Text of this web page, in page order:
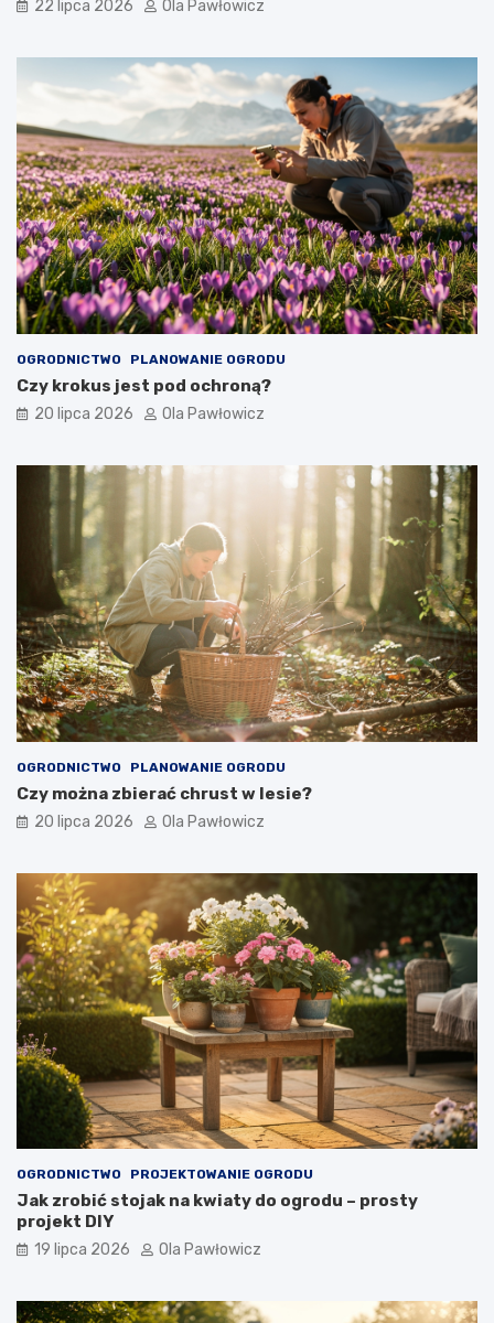
22 lipca 2026 Ola Pawłowicz
OGRODNICTWO PLANOWANIE OGRODU
Czy krokus jest pod ochroną?
20 lipca 2026 Ola Pawłowicz
OGRODNICTWO PLANOWANIE OGRODU
Czy można zbierać chrust w lesie?
20 lipca 2026 Ola Pawłowicz
OGRODNICTWO PROJEKTOWANIE OGRODU
Jak zrobić stojak na kwiaty do ogrodu – prosty
projekt DIY
19 lipca 2026 Ola Pawłowicz